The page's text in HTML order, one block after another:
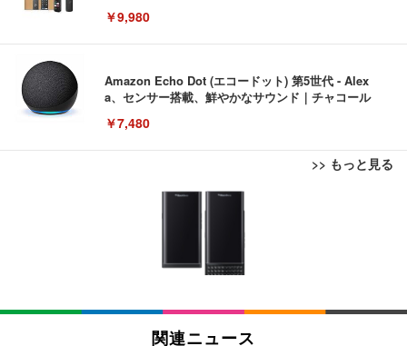
￥9,980
Amazon Echo Dot (エコードット) 第5世代 - Alex
a、センサー搭載、鮮やかなサウンド｜チャコール
￥7,480
>> もっと見る
[EdoErgo] オフィスチェア 椅子 テレワーク 疲れな
い 跳ね上げ式アームレスト コンパクト 約105度ロッ
キング pc 事務椅子 360度回転 座面昇降 強化ナイロ
ン樹脂ベース 通気性メッシュ 在宅ワーク H-WY01
(黒網+黒枠+黒足)
SIHOO B100 オフィスチェア／デスクチェア メッシ
ュチェア 人間工学 疲れない ブラック
EIZO ビジネス向けプレミアムモニター | FlexScan
EV3240X-WT | 31.5型4K UHD・USB Type-C・ホワ
EIZO ビジネス向けプレミアムモニター | FlexScan
Amazonベーシック ペットシーツ 薄型 レギュラー 1
Amazonベーシック ペットシーツ 厚型 ワイド 42枚
x2袋(84枚) ホワイト(吸収面:ライトブルー)
関連ニュース